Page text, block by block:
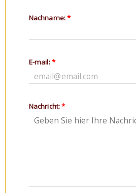
Nachname:*
E-mail:*
Nachricht:*